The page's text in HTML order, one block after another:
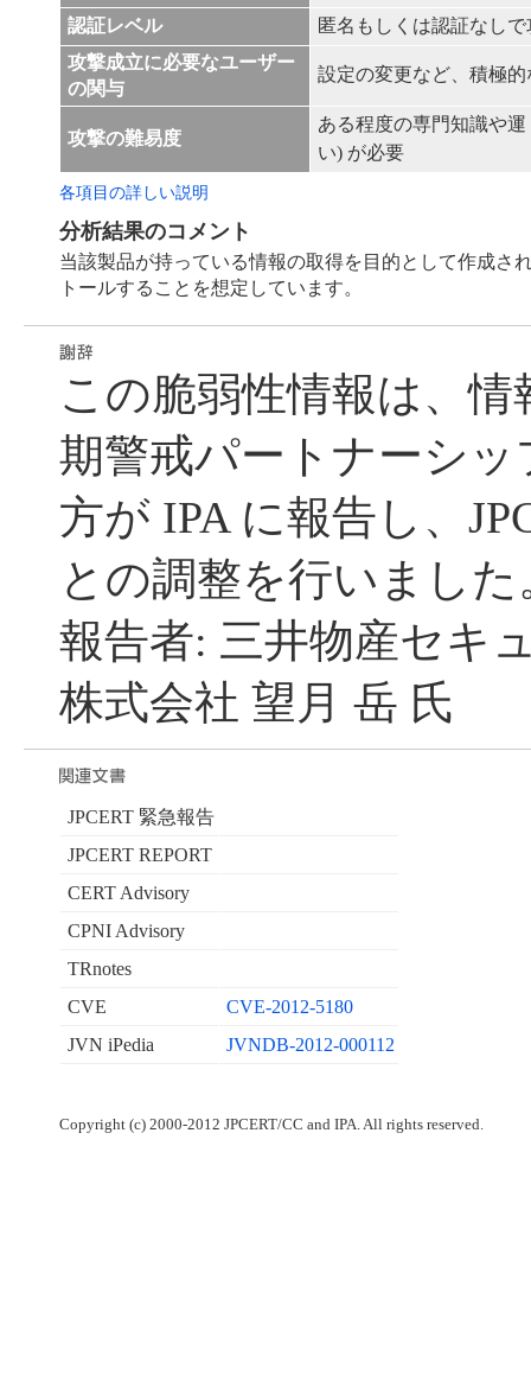
認証レベル
匿名もしくは認証なし
攻撃成立に必要なユーザー
の関与
設定の変更など、積極
攻撃の難易度
ある程度の専門知識や
い) が必要
各項目の詳しい説明
分析結果のコメント
当該製品が持っている情報の取得を目的として作成さ
トールすることを想定しています。
この脆弱性情報は、
期警戒パートナーシ
方が IPA に報告し、
との調整を行いました
報告者: 三井物産セキ
株式会社 望月 岳 氏
JPCERT 緊急報告
JPCERT REPORT
CERT Advisory
CPNI Advisory
TRnotes
CVE
CVE-2012-5180
JVN iPedia
JVNDB-2012-000112
Copyright (c) 2000-2012 JPCERT/CC and IPA. All rights reserved.